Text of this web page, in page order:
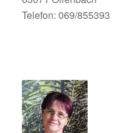
Telefon: 069/855393